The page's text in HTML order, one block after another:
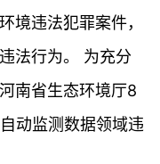
境违法犯罪案件，
法行为。 为充分
南省生态环境厅8
动监测数据领域违